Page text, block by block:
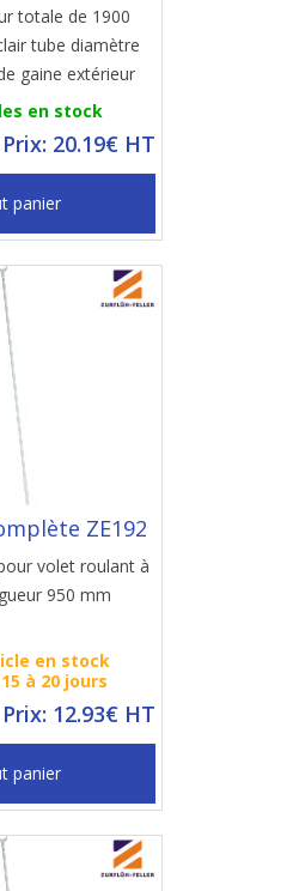
totale de 1900
tube diamètre
gaine extérieur
en stock
Prix: 20.19€ HT
panier
ZE192
volet roulant à
950 mm
en stock
à 20 jours
Prix: 12.93€ HT
panier